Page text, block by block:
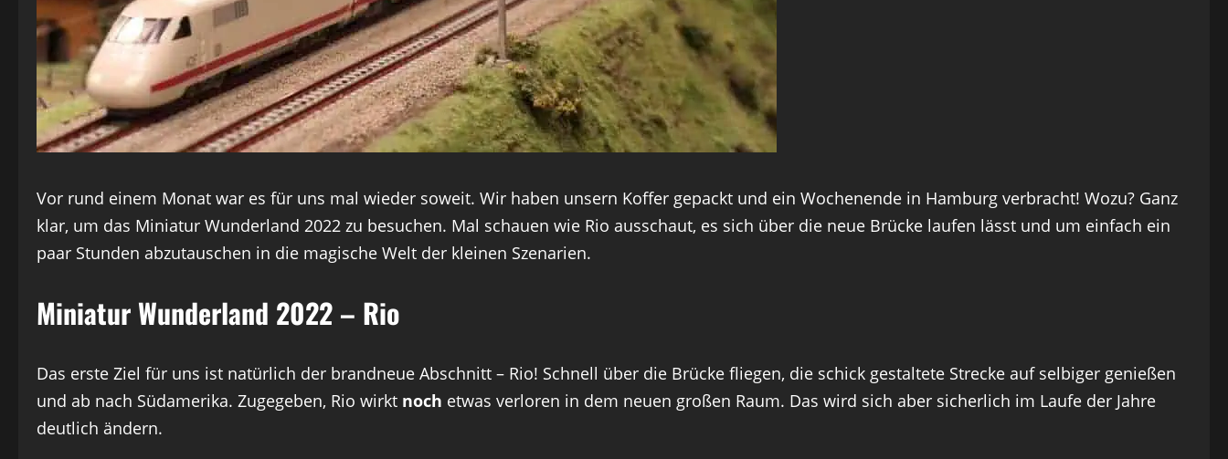
Vor rund einem Monat war es für uns mal wieder soweit. Wir haben unsern Koffer gepackt und ein Wochenende in Hamburg verbracht! Wozu? Ganz
klar, um das Miniatur Wunderland 2022 zu besuchen. Mal schauen wie Rio ausschaut, es sich über die neue Brücke laufen lässt und um einfach ein
paar Stunden abzutauschen in die magische Welt der kleinen Szenarien.
Miniatur Wunderland 2022 – Rio
Das erste Ziel für uns ist natürlich der brandneue Abschnitt – Rio! Schnell über die Brücke fliegen, die schick gestaltete Strecke auf selbiger genießen
und ab nach Südamerika. Zugegeben, Rio wirkt noch etwas verloren in dem neuen großen Raum. Das wird sich aber sicherlich im Laufe der Jahre
deutlich ändern.